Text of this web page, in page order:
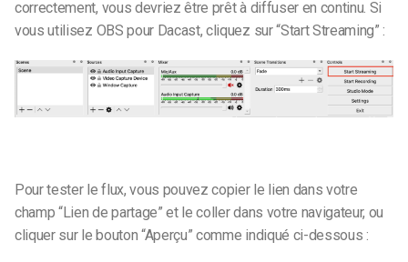
correctement, vous devriez être prêt à diffuser en continu. Si
vous utilisez OBS pour Dacast, cliquez sur “Start Streaming” :
Pour tester le flux, vous pouvez copier le lien dans votre
champ “Lien de partage” et le coller dans votre navigateur, ou
cliquer sur le bouton “Aperçu” comme indiqué ci-dessous :